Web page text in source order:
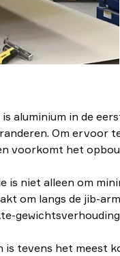
aluminium in de
Om ervoor
voorkomt het
is niet alleen om
om langs de jib-
tevens het